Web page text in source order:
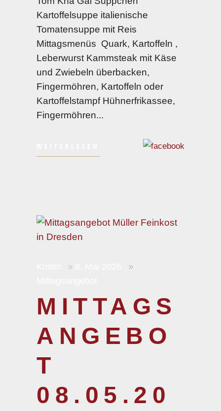
Kartoffelsuppe italienische
Tomatensuppe mit Reis
Mittagsmenüs Quark, Kartoffeln ,
Leberwurst Kammsteak mit Käse
und Zwiebeln überbacken,
Fingermöhren, Kartoffeln oder
Kartoffelstampf Hühnerfrikassee,
Fingermöhren
MITTAGS
ANGEBO
T
08.05.20